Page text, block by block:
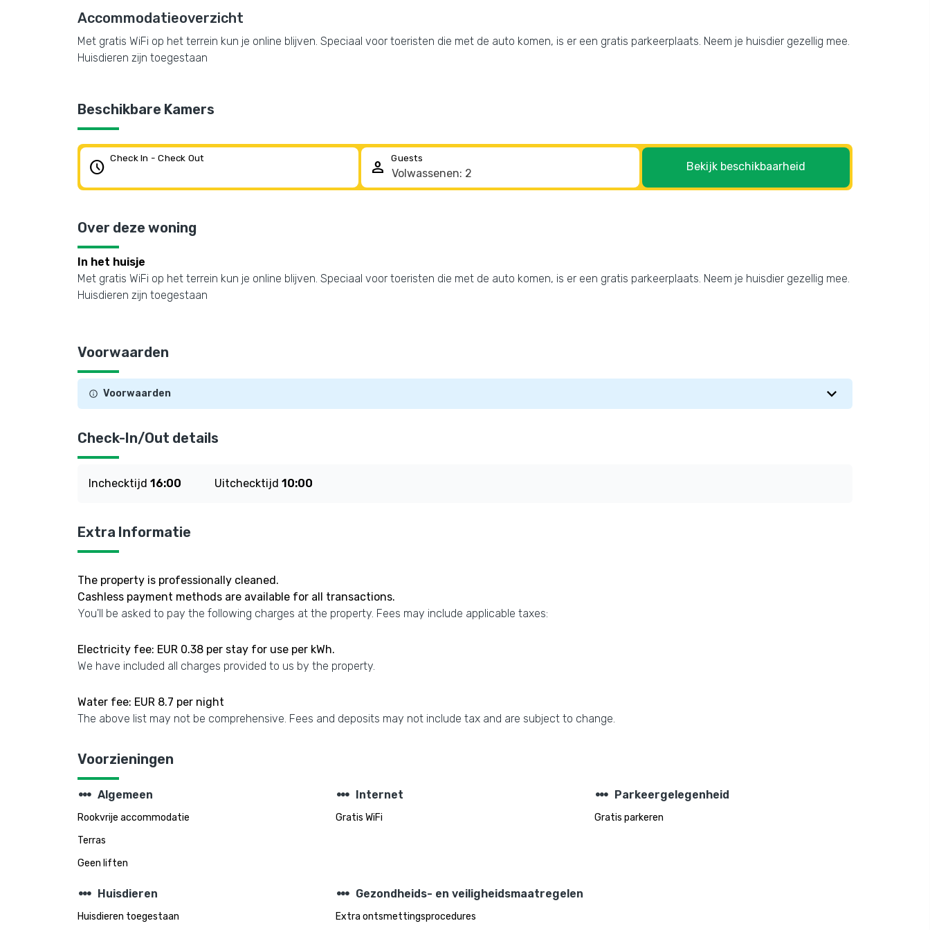
Accommodatieoverzicht
Met gratis WiFi op het terrein kun je online blijven. Speciaal voor toeristen die met de auto komen, is er een gratis parkeerplaats. Neem je huisdier gezellig mee.
Huisdieren zijn toegestaan
Beschikbare Kamers
schedule Check In - Check Out person Guests
Bekijk beschikbaarheid
Over deze woning
In het huisje
Met gratis WiFi op het terrein kun je online blijven. Speciaal voor toeristen die met de auto komen, is er een gratis parkeerplaats. Neem je huisdier gezellig mee.
Huisdieren zijn toegestaan
Voorwaarden
Voorwaarden
Check-In/Out details
Inchecktijd 16:00 Uitchecktijd 10:00
Extra Informatie
The property is professionally cleaned.
Cashless payment methods are available for all transactions.
You'll be asked to pay the following charges at the property. Fees may include applicable taxes:
Electricity fee: EUR 0.38 per stay for use per kWh.
We have included all charges provided to us by the property.
Water fee: EUR 8.7 per night
The above list may not be comprehensive. Fees and deposits may not include tax and are subject to change.
Voorzieningen
steppers Algemeen
Rookvrije accommodatie
Terras
Geen liften
steppers Internet
Gratis WiFi
steppers Parkeergelegenheid
Gratis parkeren
steppers Huisdieren
Huisdieren toegestaan
steppers Gezondheids- en veiligheidsmaatregelen
Extra ontsmettingsprocedures